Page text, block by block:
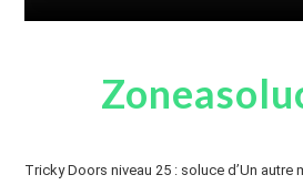
Tricky Doors niveau 25 : soluce d’Un autre